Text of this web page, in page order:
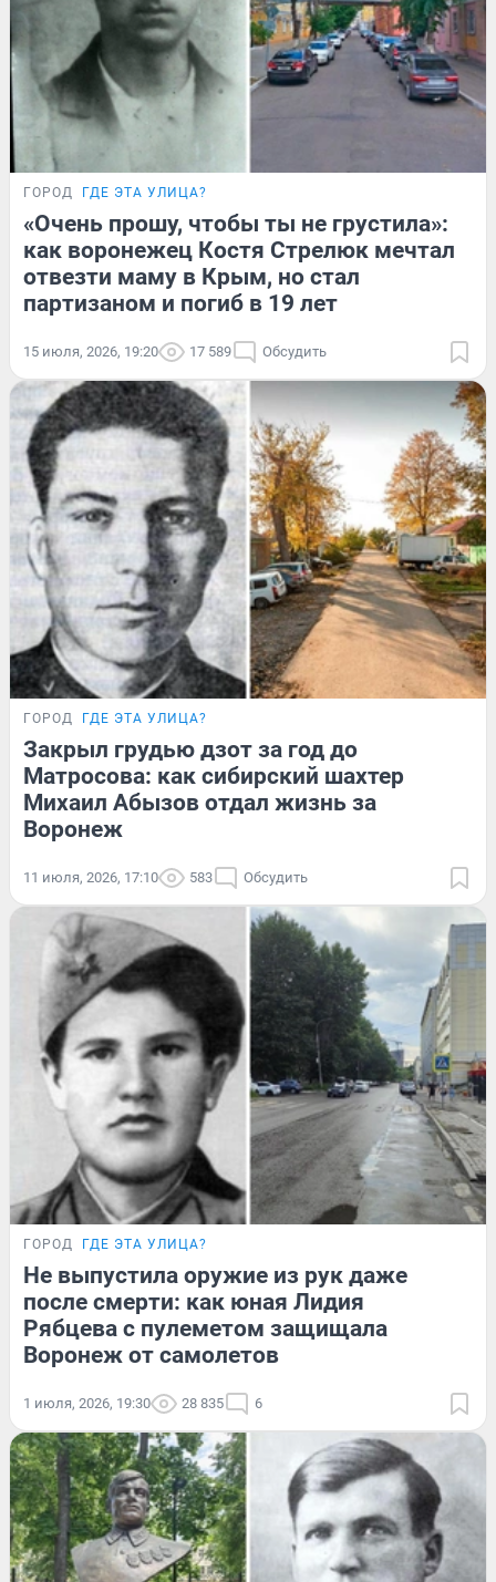
ГОРОД ГДЕ ЭТА УЛИЦА?
«Очень прошу, чтобы ты не грустила»:
как воронежец Костя Стрелюк мечтал
отвезти маму в Крым, но стал
партизаном и погиб в 19 лет
15 июля, 2026, 19:20 17 589 Обсудить
ГОРОД ГДЕ ЭТА УЛИЦА?
Закрыл грудью дзот за год до
Матросова: как сибирский шахтер
Михаил Абызов отдал жизнь за
Воронеж
11 июля, 2026, 17:10 583 Обсудить
ГОРОД ГДЕ ЭТА УЛИЦА?
Не выпустила оружие из рук даже
после смерти: как юная Лидия
Рябцева с пулеметом защищала
Воронеж от самолетов
1 июля, 2026, 19:30 28 835 6